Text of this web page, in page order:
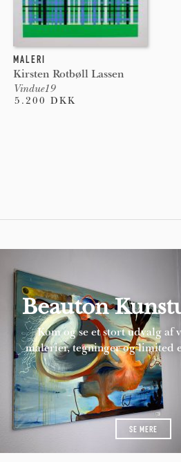
MALERI
Kirsten Rotbøll Lassen
Vindue19
5.200 DKK
Beauton
Kom og se et stort udvalg af
malerier, tegninger og limited
SE MERE